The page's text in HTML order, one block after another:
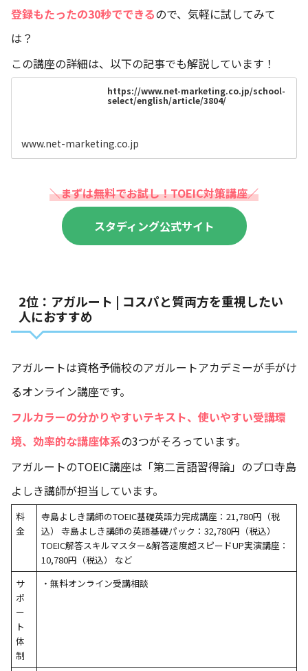
登録もたったの30秒でできるので、気軽に試してみて
は？
この講座の詳細は、以下の記事でも解説しています！
https://www.net-marketing.co.jp/school-
select/english/article/3804/
www.net-marketing.co.jp
＼まずは無料でお試し！TOEIC対策講座／
スタディング公式サイト
2位：アガルート | コスパと質両方を重視したい
人におすすめ
アガルートは資格予備校のアガルートアカデミーが手がけ
るオンライン講座です。
フルカラーの分かりやすいテキスト、使いやすい受講環
境、 効率的な講座体系の3つがそろっています。
アガルートのTOEIC講座は「第二言語習得論」のプロ寺島
よしき講師が担当しています。
料
金
寺島よしき講師のTOEIC基礎英語力完成講座：21,780円（税
込） 寺島よしき講師の英語基礎パック：32,780円（税込）
TOEIC解答スキルマスター&解答速度超スピードUP実演講座：
10,780円（税込） など
サ
ポ
ー
ト
体
制
・無料オンライン受講相談